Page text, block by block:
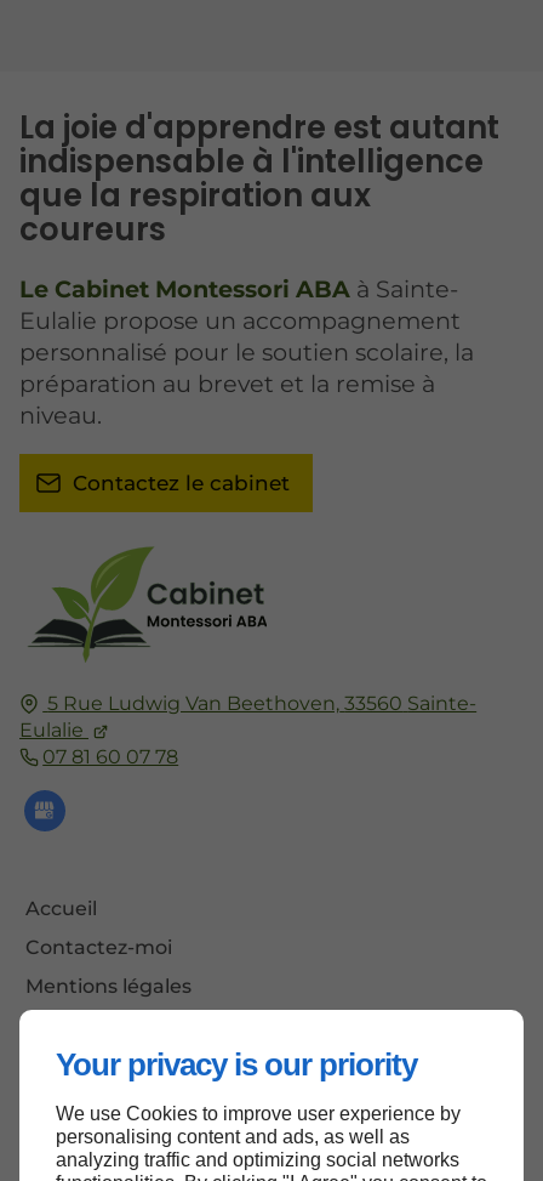
Your privacy is our priority
We use Cookies to improve user experience by
personalising content and ads, as well as
analyzing traffic and optimizing social networks
5 Rue Ludwig Van Beethoven, 33560 Sainte-
Eulalie
07 81 60 07 78
Accueil
Contactez-moi
Mentions légales
La joie d'apprendre est autant
indispensable à l'intelligence
que la respiration aux
coureurs
Le Cabinet Montessori ABA à Sainte-
Eulalie propose un accompagnement
personnalisé pour le soutien scolaire, la
préparation au brevet et la remise à
niveau.
Contactez le cabinet
Haut de page